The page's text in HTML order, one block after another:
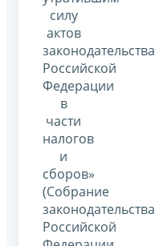
силу
актов
законодательства
Российской
Федерации
в
части
налогов
и
сборов»
(Собрание
законодательства
Российской